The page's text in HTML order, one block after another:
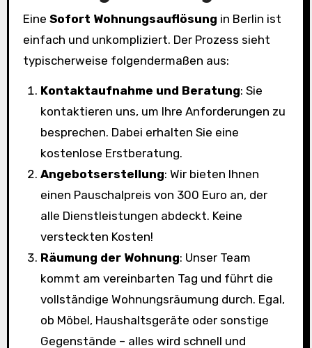
Eine Sofort Wohnungsauflösung in Berlin ist
einfach und unkompliziert. Der Prozess sieht
typischerweise folgendermaßen aus:
Kontaktaufnahme und Beratung: Sie
kontaktieren uns, um Ihre Anforderungen zu
besprechen. Dabei erhalten Sie eine
kostenlose Erstberatung.
Angebotserstellung: Wir bieten Ihnen
einen Pauschalpreis von 300 Euro an, der
alle Dienstleistungen abdeckt. Keine
versteckten Kosten!
Räumung der Wohnung: Unser Team
kommt am vereinbarten Tag und führt die
vollständige Wohnungsräumung durch. Egal,
ob Möbel, Haushaltsgeräte oder sonstige
Gegenstände – alles wird schnell und